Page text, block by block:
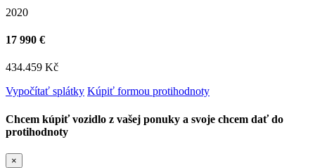
2020
17 990 €
434.459 Kč
Vypočítať splátky Kúpiť formou protihodnoty
Chcem kúpiť vozidlo z vašej ponuky a svoje chcem dať do
protihodnoty
×